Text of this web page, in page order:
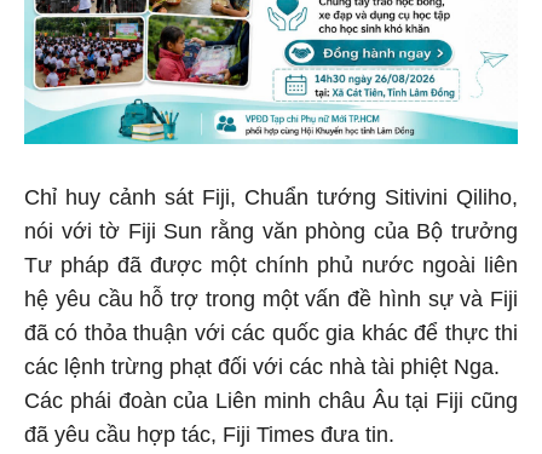
Chỉ huy cảnh sát Fiji, Chuẩn tướng Sitivini Qiliho,
nói với tờ Fiji Sun rằng văn phòng của Bộ trưởng
Tư pháp đã được một chính phủ nước ngoài liên
hệ yêu cầu hỗ trợ trong một vấn đề hình sự và Fiji
đã có thỏa thuận với các quốc gia khác để thực thi
các lệnh trừng phạt đối với các nhà tài phiệt Nga.
Các phái đoàn của Liên minh châu Âu tại Fiji cũng
đã yêu cầu hợp tác, Fiji Times đưa tin.